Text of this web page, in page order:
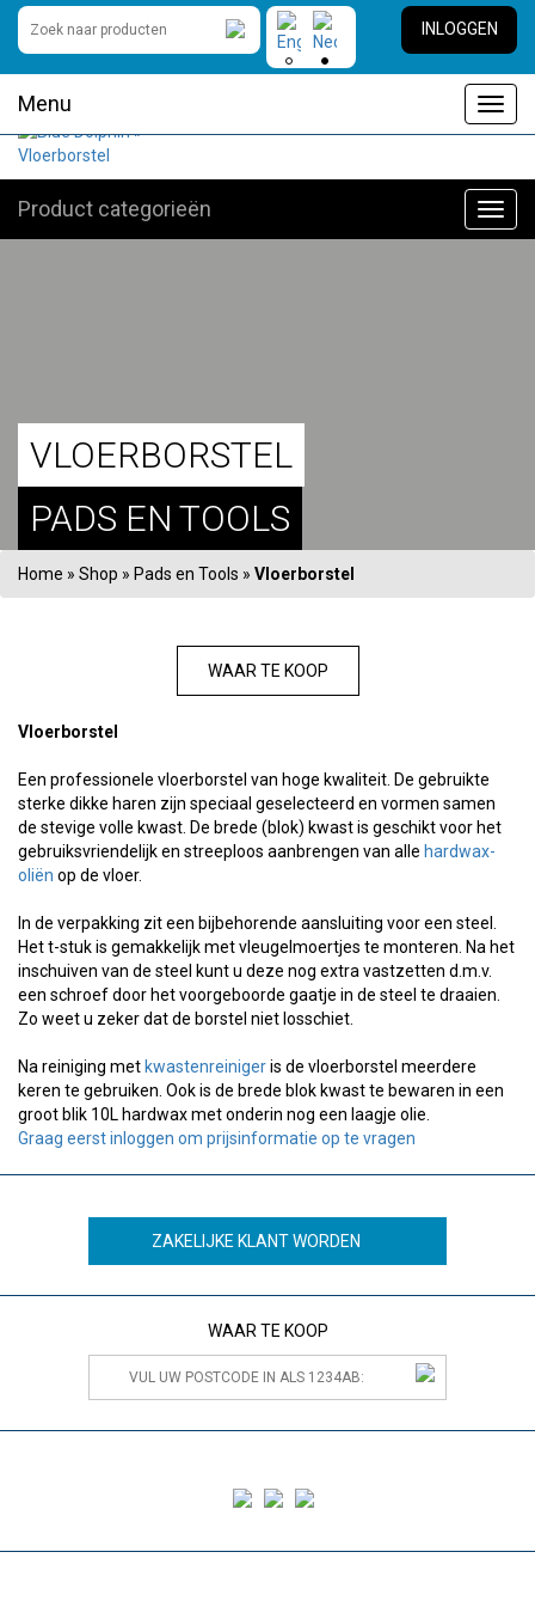
INLOGGEN
Menu
Product categorieën
VLOERBORSTEL
PADS EN TOOLS
Home » Shop » Pads en Tools » Vloerborstel
WAAR TE KOOP
Vloerborstel
Een professionele vloerborstel van hoge kwaliteit. De gebruikte
sterke dikke haren zijn speciaal geselecteerd en vormen samen
de stevige volle kwast. De brede (blok) kwast is geschikt voor het
gebruiksvriendelijk en streeploos aanbrengen van alle hardwax-
oliën op de vloer.
In de verpakking zit een bijbehorende aansluiting voor een steel.
Het t-stuk is gemakkelijk met vleugelmoertjes te monteren. Na het
inschuiven van de steel kunt u deze nog extra vastzetten d.m.v.
een schroef door het voorgeboorde gaatje in de steel te draaien.
Zo weet u zeker dat de borstel niet losschiet.
Na reiniging met kwastenreinigeris de vloerborstel meerdere
keren te gebruiken. Ook is de brede blok kwast te bewaren in een
groot blik 10L hardwax met onderin nog een laagje olie.
Graag eerst inloggen om prijsinformatie op te vragen
ZAKELIJKE KLANT WORDEN
WAAR TE KOOP